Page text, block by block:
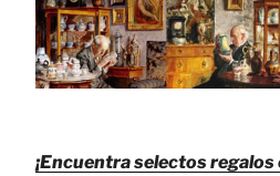
¡Encuentra selectos regalos